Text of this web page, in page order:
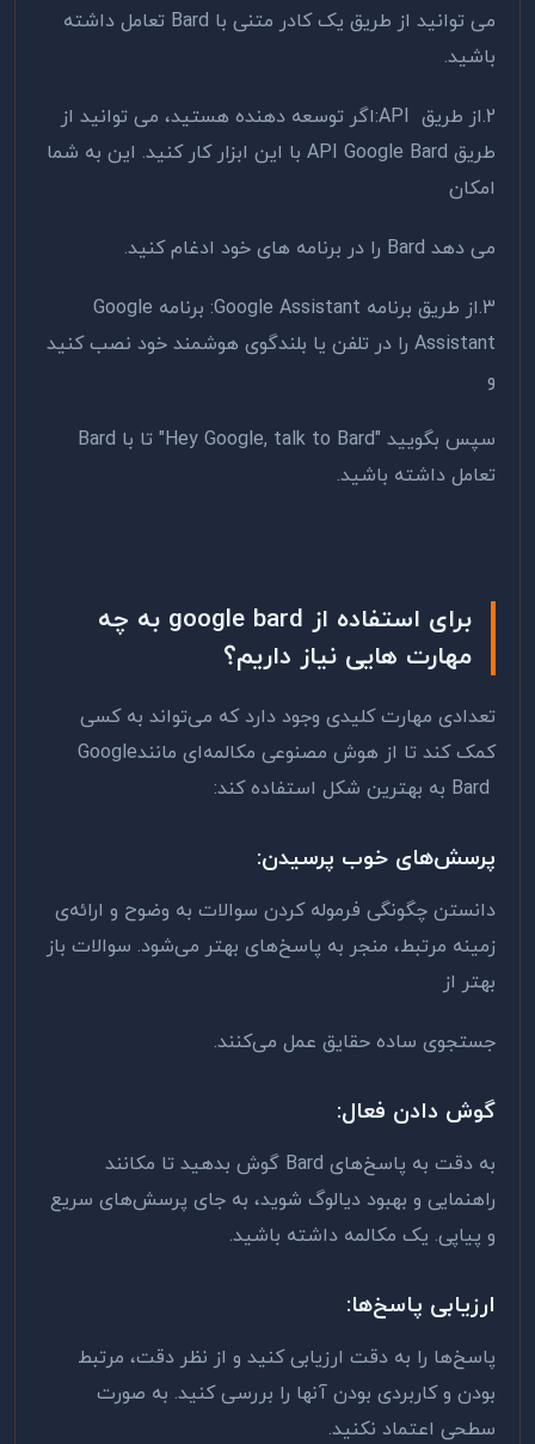
می توانید از طریق یک کادر متنی با Bard تعامل داشته
باشید.
2.از طریق :APIاگر توسعه دهنده هستید، می توانید از
طریق API Google Bard با این ابزار کار کنید. این به شما
امکان
می دهد Bard را در برنامه های خود ادغام کنید.
3.از طریق برنامه Google Assistant: برنامه Google
Assistant را در تلفن یا بلندگوی هوشمند خود نصب کنید
و
سپس بگویید "Hey Google, talk to Bard" تا با Bard
تعامل داشته باشید.
برای استفاده از google bard به چه
مهارت هایی نیاز داریم؟
تعدادی مهارت کلیدی وجود دارد که می‌تواند به کسی
کمک کند تا از هوش مصنوعی مکالمه‌ای مانندGoogle
Bard به بهترین شکل استفاده کند:
پرسش‌های خوب پرسیدن:
دانستن چگونگی فرموله کردن سوالات به وضوح و ارائه‌ی
زمینه مرتبط، منجر به پاسخ‌های بهتر می‌شود. سوالات باز
بهتر از
جستجوی ساده حقایق عمل می‌کنند.
گوش دادن فعال:
به دقت به پاسخ‌های Bard گوش بدهید تا مکانند
راهنمایی و بهبود دیالوگ شوید، به جای پرسش‌های سریع
و پیاپی. یک مکالمه داشته باشید.
ارزیابی پاسخ‌ها:
پاسخ‌ها را به دقت ارزیابی کنید و از نظر دقت، مرتبط
بودن و کاربردی بودن آنها را بررسی کنید. به صورت
سطحی اعتماد نکنید.